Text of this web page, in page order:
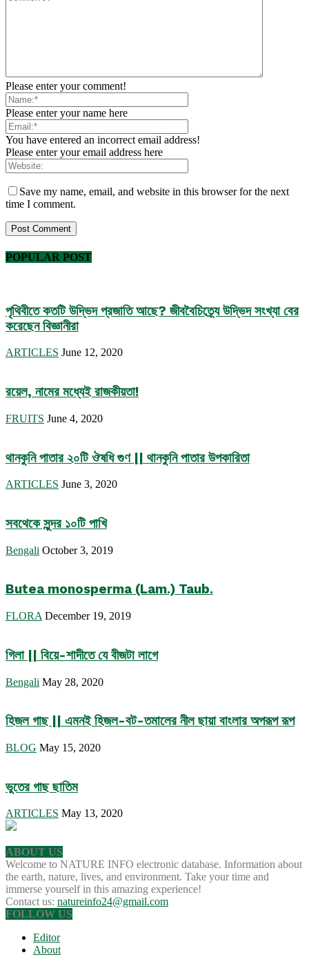
Please enter your comment!
Please enter your name here
You have entered an incorrect email address!
Please enter your email address here
Save my name, email, and website in this browser for the next
time I comment.
POPULAR POST
পৃথিবীতে কতটি উদ্ভিদ প্রজাতি আছে? জীববৈচিত্র্যে উদ্ভিদ সংখ্যা বের
করেছেন বিজ্ঞানীরা
ARTICLES June 12, 2020
রয়েল, নামের মধ্যেই রাজকীয়তা!
FRUITS June 4, 2020
থানকুনি পাতার ২০টি ঔষধি গুণ || থানকুনি পাতার উপকারিতা
ARTICLES June 3, 2020
সবথেকে সুন্দর ১০টি পাখি
Bengali October 3, 2019
Butea monosperma (Lam.) Taub.
FLORA December 19, 2019
গিলা || বিয়ে-শাদীতে যে বীজটা লাগে
Bengali May 28, 2020
হিজল গাছ || এমনই হিজল-বট-তমালের নীল ছায়া বাংলার অপরূপ রূপ
BLOG May 15, 2020
ভুতের গাছ ছাতিম
ARTICLES May 13, 2020
ABOUT US
Welcome to NATURE INFO electronic database. Information about
the earth, nature, lives, and environment. Take your time and
immerse yourself in this amazing experience!
Contact us: natureinfo24@gmail.com
FOLLOW US
Editor
About